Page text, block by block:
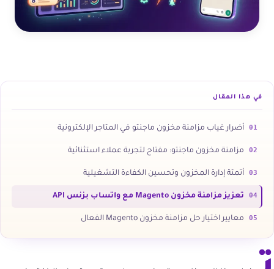
في هذا المقال
01 أضرار غياب مزامنة مخزون ماجنتو في المتاجر الإلكترونية
02 مزامنة مخزون ماجنتو: مفتاح لتجربة عملاء استثنائية
03 أتمتة إدارة المخزون وتحسين الكفاءة التشغيلية
04 تعزيز مزامنة مخزون Magento مع واتساب بزنس API
05 معايير اختيار حل مزامنة مخزون Magento الفعال